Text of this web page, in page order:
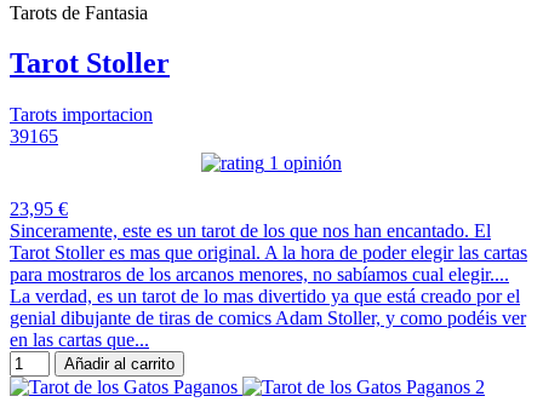
Tarots de Fantasia
Tarot Stoller
Tarots importacion
39165
1 opinión
23,95 €
Sinceramente, este es un tarot de los que nos han encantado. El
Tarot Stoller es mas que original. A la hora de poder elegir las cartas
para mostraros de los arcanos menores, no sabíamos cual elegir....
La verdad, es un tarot de lo mas divertido ya que está creado por el
genial dibujante de tiras de comics Adam Stoller, y como podéis ver
en las cartas que...
Añadir al carrito